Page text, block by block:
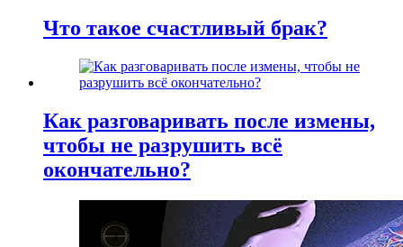
Что такое счастливый брак?
Как разговаривать после измены,
чтобы не разрушить всё
окончательно?